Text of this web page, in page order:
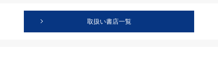
取扱い書店一覧